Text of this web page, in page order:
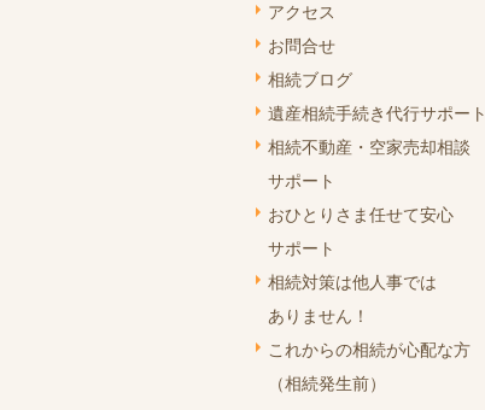
アクセス
お問合せ
相続ブログ
遺産相続手続き代行サポート
相続不動産・空家売却相談
サポート
おひとりさま任せて安心
サポート
相続対策は他人事では
ありません！
これからの相続が心配な方
（相続発生前）